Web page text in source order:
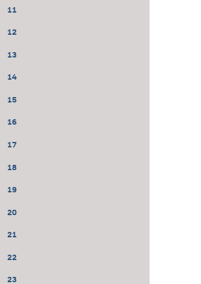
11
12
13
14
15
16
17
18
19
20
21
22
23